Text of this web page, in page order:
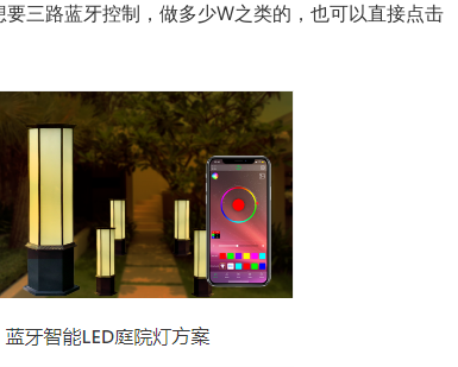
三路蓝牙控制，做多少W之类的，也可以直接点击